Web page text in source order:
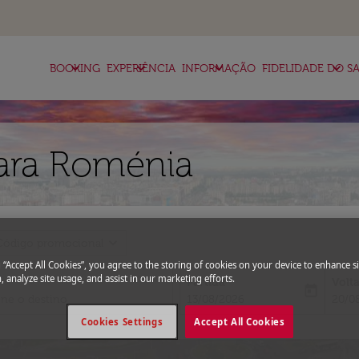
BOOKING
keyboard_arrow_down EXPERIÊNCIA
keyboard_arrow_down INFORMAÇÃO
keyboard_arrow_down FIDELIDADE DO
keyboard_arrow_down
Roménia
Partida
fc-
“Accept All Cookies”, you agree to the storing of cookies on your device to enhance
analyze site usage, and assist in our marketing efforts.
Accept All Cookies
Cookies Settings